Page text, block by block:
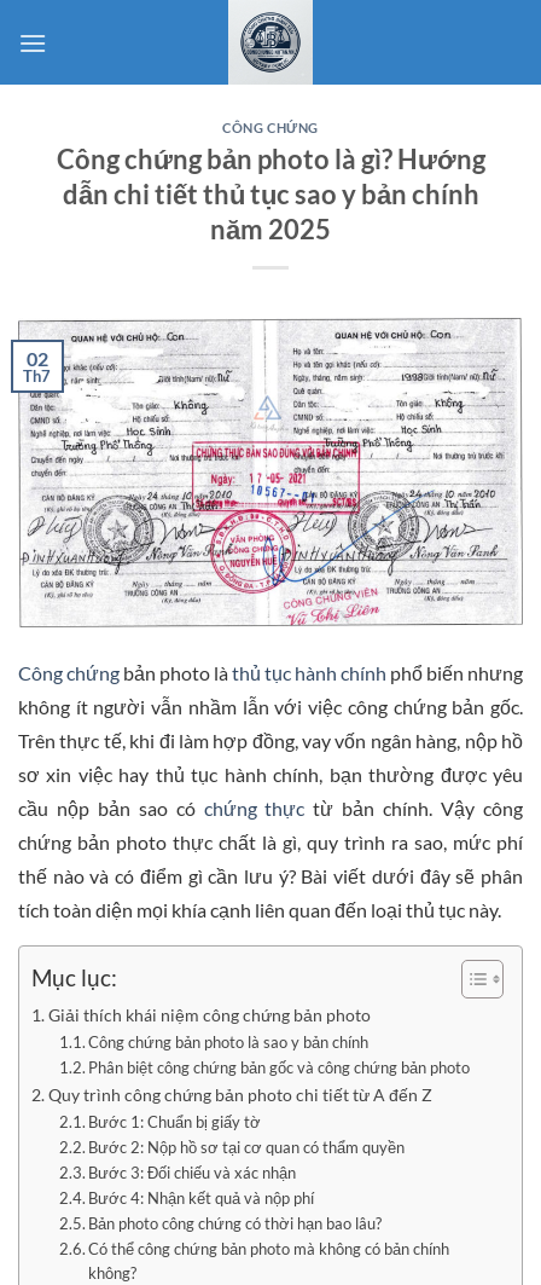
qua
CÔNG CHỨNG
Công chứng bản photo là gì? Hướng
dẫn chi tiết thủ tục sao y bản chính
năm 2025
02
Th7
Công chứng bản photo làthủ tục hành chính phổ biến nhưng
không ít người vẫn nhầm lẫn với việc công chứng bản gốc.
Trên thực tế, khi đi làm hợp đồng, vay vốn ngân hàng, nộp hồ
sơ xin việc hay thủ tục hành chính, bạn thường được yêu
cầu nộp bản sao có chứng thực từ bản chính. Vậy công
chứng bản photo thực chất là gì, quy trình ra sao, mức phí
thế nào và có điểm gì cần lưu ý? Bài viết dưới đây sẽ phân
tích toàn diện mọi khía cạnh liên quan đến loại thủ tục này.
Mục lục:
Giải thích khái niệm công chứng bản photo
Công chứng bản photo là sao y bản chính
Phân biệt công chứng bản gốc và công chứng bản photo
Quy trình công chứng bản photo chi tiết từ A đến Z
Bước 1: Chuẩn bị giấy tờ
Bước 2: Nộp hồ sơ tại cơ quan có thẩm quyền
Bước 3: Đối chiếu và xác nhận
Bước 4: Nhận kết quả và nộp phí
Bản photo công chứng có thời hạn bao lâu?
Có thể công chứng bản photo mà không có bản chính
không?